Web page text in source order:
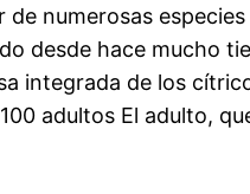
numerosas especies
desde hace mucho
integrada de los
adultos El adulto,